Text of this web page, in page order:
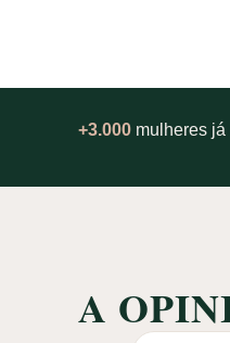
+3.000 mulheres
A